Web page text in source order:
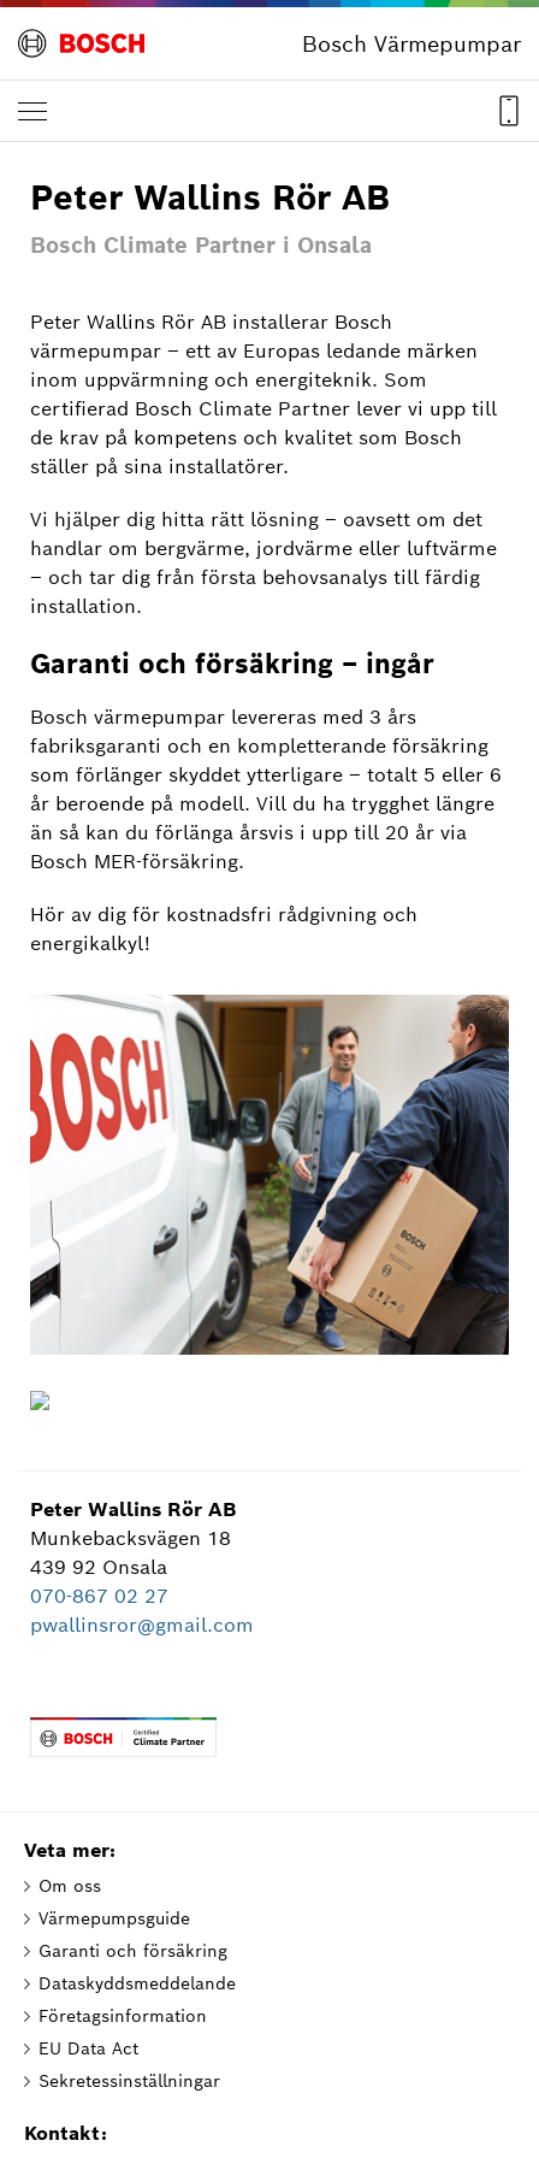
Bosch Värmepumpar
Peter Wallins Rör AB
Bosch Climate Partner i Onsala
Peter Wallins Rör AB installerar Bosch
värmepumpar – ett av Europas ledande märken
inom uppvärmning och energiteknik. Som
certifierad Bosch Climate Partner lever vi upp till
de krav på kompetens och kvalitet som Bosch
ställer på sina installatörer.
Vi hjälper dig hitta rätt lösning – oavsett om det
handlar om bergvärme, jordvärme eller luftvärme
– och tar dig från första behovsanalys till färdig
installation.
Garanti och försäkring – ingår
Bosch värmepumpar levereras med 3 års
fabriksgaranti och en kompletterande försäkring
som förlänger skyddet ytterligare – totalt 5 eller 6
år beroende på modell. Vill du ha trygghet längre
än så kan du förlänga årsvis i upp till 20 år via
Bosch MER-försäkring.
Hör av dig för kostnadsfri rådgivning och
energikalkyl!
Peter Wallins Rör AB
Munkebacksvägen 18
439 92 Onsala
070-867 02 27
pwallinsror@gmail.com
Veta mer:
Om oss
Värmepumpsguide
Garanti och försäkring
Dataskyddsmeddelande
Företagsinformation
EU Data Act
Sekretessinställningar
Kontakt: